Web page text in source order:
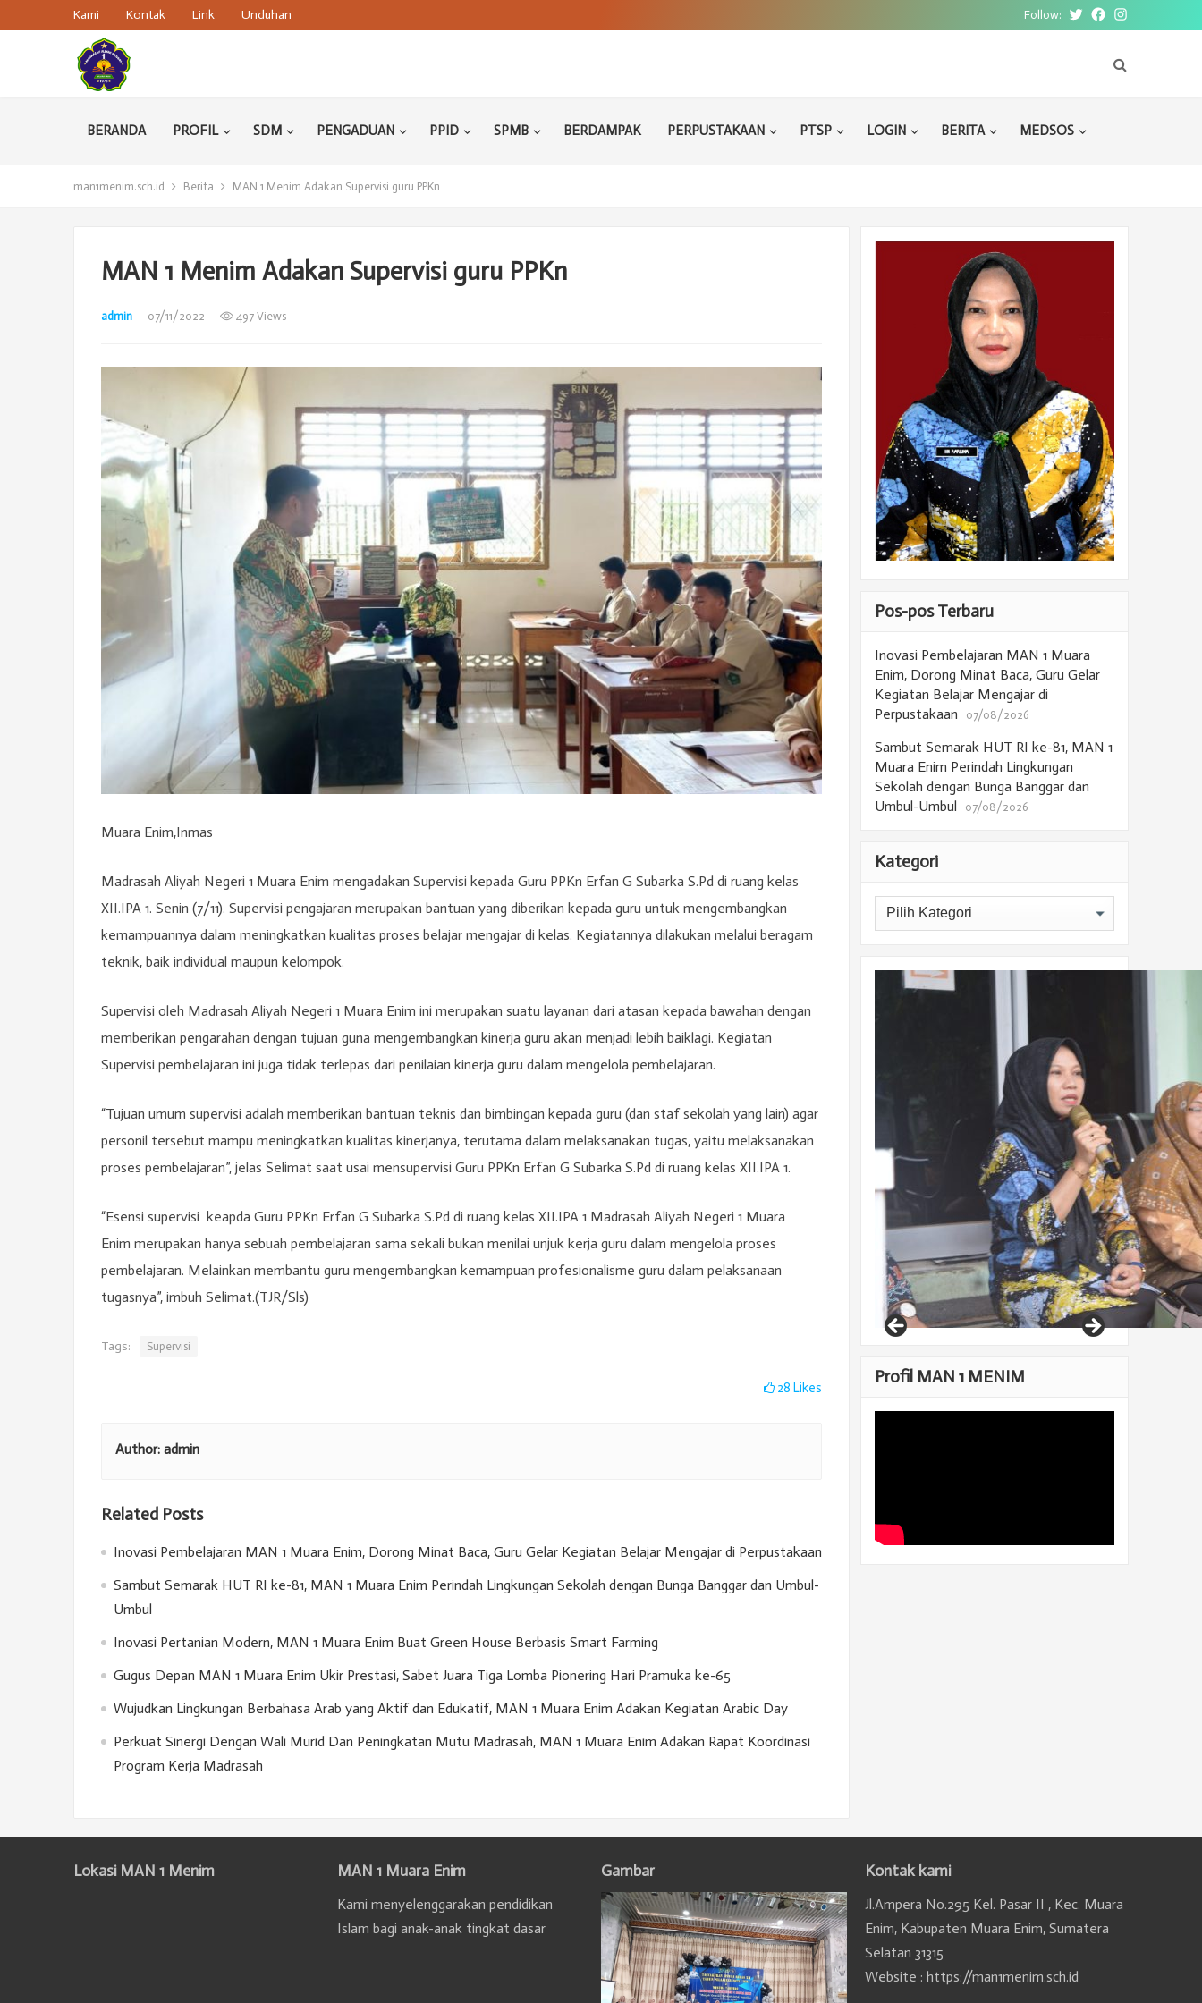
Kami Kontak Link Unduhan Follow: TwitterFacebookInstagram
BERANDA PROFIL SDM PENGADUAN PPID SPMB BERDAMPAK PERPUSTAKAAN PTSP LOGIN BERITA MEDSOS
man1menim.sch.id Berita MAN 1 Menim Adakan Supervisi guru PPKn
MAN 1 Menim Adakan Supervisi guru PPKn
admin 07/11/2022 497 Views
Muara Enim,Inmas
Madrasah Aliyah Negeri 1 Muara Enim mengadakan Supervisi kepada Guru PPKn Erfan G Subarka S.Pd di ruang kelas
XII.IPA 1. Senin (7/11). Supervisi pengajaran merupakan bantuan yang diberikan kepada guru untuk mengembangkan
kemampuannya dalam meningkatkan kualitas proses belajar mengajar di kelas. Kegiatannya dilakukan melalui beragam
teknik, baik individual maupun kelompok.
Supervisi oleh Madrasah Aliyah Negeri 1 Muara Enim ini merupakan suatu layanan dari atasan kepada bawahan dengan
memberikan pengarahan dengan tujuan guna mengembangkan kinerja guru akan menjadi lebih baiklagi. Kegiatan
Supervisi pembelajaran ini juga tidak terlepas dari penilaian kinerja guru dalam mengelola pembelajaran.
“Tujuan umum supervisi adalah memberikan bantuan teknis dan bimbingan kepada guru (dan staf sekolah yang lain) agar
personil tersebut mampu meningkatkan kualitas kinerjanya, terutama dalam melaksanakan tugas, yaitu melaksanakan
proses pembelajaran”, jelas Selimat saat usai mensupervisi Guru PPKn Erfan G Subarka S.Pd di ruang kelas XII.IPA 1.
“Esensi supervisi keapda Guru PPKn Erfan G Subarka S.Pd di ruang kelas XII.IPA 1 Madrasah Aliyah Negeri 1 Muara
Enim merupakan hanya sebuah pembelajaran sama sekali bukan menilai unjuk kerja guru dalam mengelola proses
pembelajaran. Melainkan membantu guru mengembangkan kemampuan profesionalisme guru dalam pelaksanaan
tugasnya”, imbuh Selimat.(TJR/Sls)
Tags: Supervisi
28 Likes
Author: admin
Related Posts
Inovasi Pembelajaran MAN 1 Muara Enim, Dorong Minat Baca, Guru Gelar Kegiatan Belajar Mengajar di Perpustakaan
Sambut Semarak HUT RI ke-81, MAN 1 Muara Enim Perindah Lingkungan Sekolah dengan Bunga Banggar dan Umbul-
Umbul
Inovasi Pertanian Modern, MAN 1 Muara Enim Buat Green House Berbasis Smart Farming
Gugus Depan MAN 1 Muara Enim Ukir Prestasi, Sabet Juara Tiga Lomba Pionering Hari Pramuka ke-65
Wujudkan Lingkungan Berbahasa Arab yang Aktif dan Edukatif, MAN 1 Muara Enim Adakan Kegiatan Arabic Day
Perkuat Sinergi Dengan Wali Murid Dan Peningkatan Mutu Madrasah, MAN 1 Muara Enim Adakan Rapat Koordinasi
Program Kerja Madrasah
Pos-pos Terbaru
Inovasi Pembelajaran MAN 1 Muara
Enim, Dorong Minat Baca, Guru Gelar
Kegiatan Belajar Mengajar di
Perpustakaan
07/08/2026
Sambut Semarak HUT RI ke-81, MAN 1
Muara Enim Perindah Lingkungan
Sekolah dengan Bunga Banggar dan
Umbul-Umbul
07/08/2026
Kategori
Kategori
Profil MAN 1 MENIM
Lokasi MAN 1 Menim MAN 1 Muara Enim
Kami menyelenggarakan pendidikan
Islam bagi anak-anak tingkat dasar
Gambar Kontak kami
Jl.Ampera No.295 Kel. Pasar II , Kec. Muara
Enim, Kabupaten Muara Enim, Sumatera
Selatan 31315
Website : https://man1menim.sch.id